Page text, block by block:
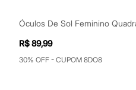
Botas
Sapatos
Sandálias e Papetes
R$ 89,99
30% OFF - CUPOM 8DO8